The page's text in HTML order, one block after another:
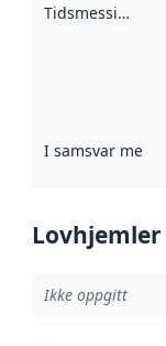
Tidsmessig avgrensning
I samsvar med
Lovhjemler
Ikke oppgitt